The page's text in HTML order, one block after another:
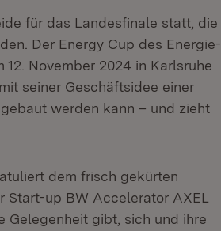
für das Landesfinale statt, die
Der Energy Cup des Energie-
November 2024 in Karlsruhe
seiner Geschäftsidee einer
werden kann – und zieht
dem frisch gekürten
Start-up BW Accelerator AXEL
Gelegenheit gibt, sich und ihre